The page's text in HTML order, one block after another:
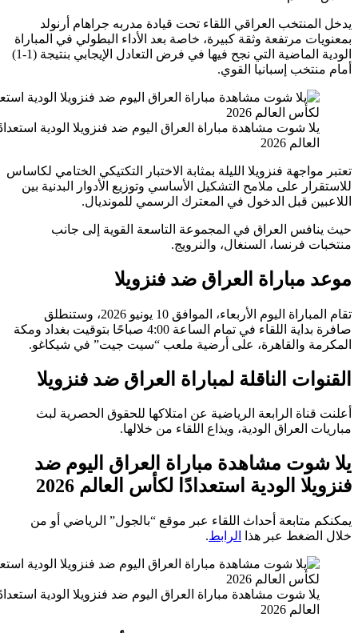
العراقي اللقاء تحت قيادة مدربه جراهام أرنولد
مرتفعة وثقة كبيرة، خاصة بعد الأداء البطولي في المباراة
الودية الماضية التي نجح فيها في فرض التعادل الإيجابي بنتيجة (1-1)
إسبانيا القوي.
شوت مشاهدة مباراة العراق اليوم ضد فنزويلا الودية استعدادًا لكأس
فنزويلا الليلة بمثابة الاختبار التكتيكي الختامي لكاساس
على ملامح التشكيل الأساسي وتوزيع الأدوار البدنية بين
قبل الدخول في المعترك الرسمي للمونديال.
العراق في المجموعة التاسعة القوية إلى جانب
فرنسا، السنغال، والنرويج.
مباراة العراق ضد فنزويلا
تقام المباراة اليوم الأربعاء، الموافق 10 يونيو 2026، وستنطلق
صافرة بداية اللقاء في تمام الساعة 4:00 صباحًا بتوقيت بغداد ومكة
والقاهرة، على أرضية ملعب “سيت جيت” في شيكاغو.
الناقلة لمباراة العراق ضد فنزويلا
الرابعة الرياضية عن امتلاكها للحقوق الحصرية لبث
العراق الودية، ويذاع اللقاء من خلالها.
مشاهدة مباراة العراق اليوم ضد
الودية استعدادًا لكأس العالم 2026
متابعة أحداث اللقاء عبر موقع “بالجول” الرياضي أو من
عبر هذا الرابط
شوت مشاهدة مباراة العراق اليوم ضد فنزويلا الودية استعدادًا لكأس